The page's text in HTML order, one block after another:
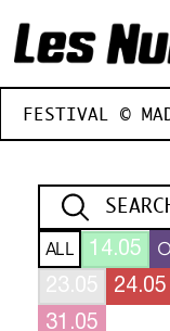
FESTIVAL ©
ALL 14.05
23.05
24.05
31.05